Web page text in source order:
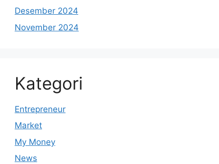
Desember 2024
November 2024
Kategori
Entrepreneur
Market
My Money
News